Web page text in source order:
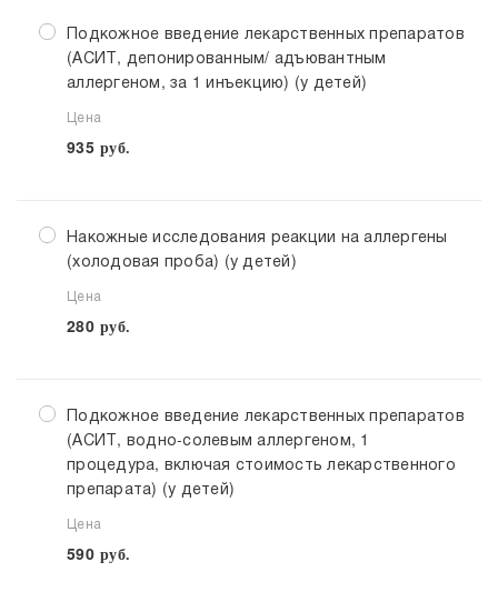
Подкожное введение лекарственных препаратов
(АСИТ, депонированным/ адъювантным
аллергеном, за 1 инъекцию) (у детей)
Цена
935 руб.
Накожные исследования реакции на аллергены
(холодовая проба) (у детей)
Цена
280 руб.
Подкожное введение лекарственных препаратов
(АСИТ, водно-солевым аллергеном, 1
процедура, включая стоимость лекарственного
препарата) (у детей)
Цена
590 руб.